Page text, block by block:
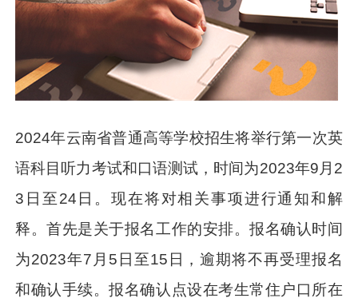
2024年云南省普通高等学校招生将举行第一次英
语科目听力考试和口语测试，时间为2023年9月2
3日至24日。现在将对相关事项进行通知和解
释。首先是关于报名工作的安排。报名确认时间
为2023年7月5日至15日，逾期将不再受理报名
和确认手续。报名确认点设在考生常住户口所在